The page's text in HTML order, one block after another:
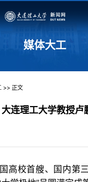
媒体大工
>> 正文
大连理工大学教授卢
高校首艘、国内第